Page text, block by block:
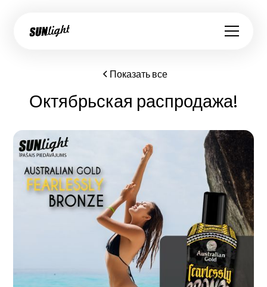
Показать все
Октябрьская распродажа!